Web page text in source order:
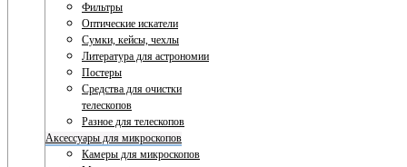
Фильтры
Оптические искатели
Сумки, кейсы, чехлы
Литература для астрономии
Постеры
Средства для очистки
телескопов
Разное для телескопов
Аксессуары для микроскопов
Камеры для микроскопов